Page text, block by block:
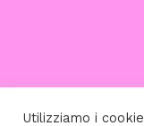
Utilizziamo i